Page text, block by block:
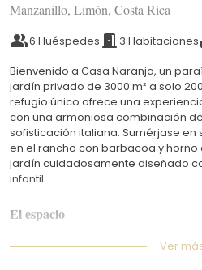
Manzanillo, Limón, Costa Rica
6 Huéspedes 3 Habitaciones
Bienvenido a Casa Naranja, un
jardín privado de 3000 m² a solo
refugio único ofrece una
con una armoniosa combinación
sofisticación italiana. Sumérjase
en el rancho con barbacoa y horno
jardín cuidadosamente diseñado
infantil.
El espacio
ventanas, dispone de aire
Ver